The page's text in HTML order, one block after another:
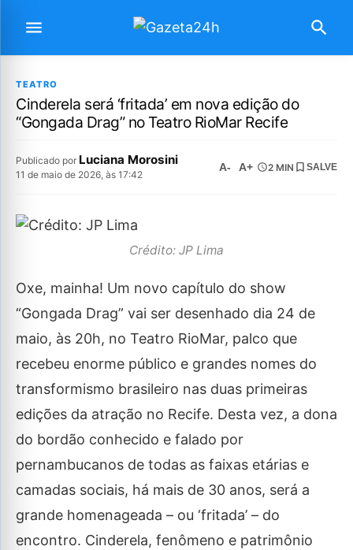
TEATRO
Cinderela será ‘fritada’ em nova edição do
“Gongada Drag” no Teatro RioMar Recife
Publicado por Luciana Morosini
11 de maio de 2026, às 17:42
A- A+ 2 MIN SALVE
Crédito: JP Lima
Oxe, mainha! Um novo capítulo do show
“Gongada Drag” vai ser desenhado dia 24 de
maio, às 20h, no Teatro RioMar, palco que
recebeu enorme público e grandes nomes do
transformismo brasileiro nas duas primeiras
edições da atração no Recife. Desta vez, a dona
do bordão conhecido e falado por
pernambucanos de todas as faixas etárias e
camadas sociais, há mais de 30 anos, será a
grande homenageada – ou ‘fritada’ – do
encontro. Cinderela, fenômeno e patrimônio